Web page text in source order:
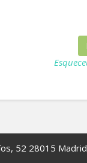
52 28015